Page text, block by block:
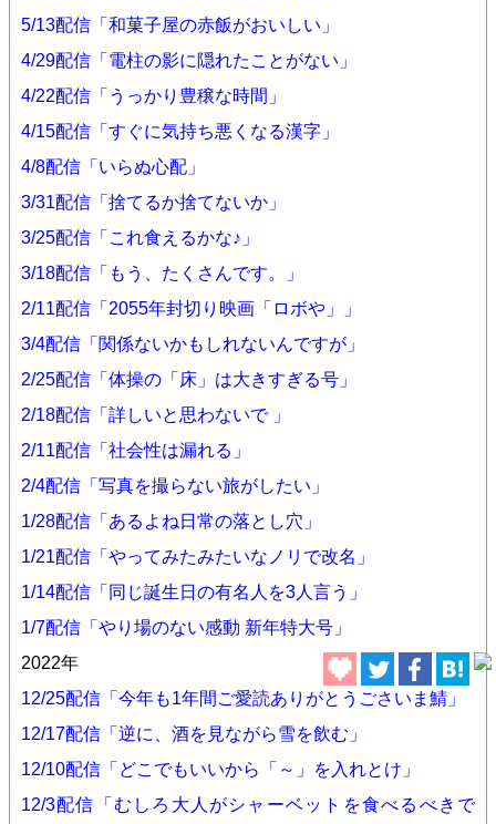
5/13配信「和菓子屋の赤飯がおいしい」
4/29配信「電柱の影に隠れたことがない」
4/22配信「うっかり豊穣な時間」
4/15配信「すぐに気持ち悪くなる漢字」
4/8配信「いらぬ心配」
3/31配信「捨てるか捨てないか」
3/25配信「これ食えるかな♪」
3/18配信「もう、たくさんです。」
2/11配信「2055年封切り映画「ロボや」」
3/4配信「関係ないかもしれないんですが」
2/25配信「体操の「床」は大きすぎる号」
2/18配信「詳しいと思わないで 」
2/11配信「社会性は漏れる」
2/4配信「写真を撮らない旅がしたい」
1/28配信「あるよね日常の落とし穴」
1/21配信「やってみたみたいなノリで改名」
1/14配信「同じ誕生日の有名人を3人言う」
1/7配信「やり場のない感動 新年特大号」
2022年
12/25配信「今年も1年間ご愛読ありがとうごさいま鯖」
12/17配信「逆に、酒を見ながら雪を飲む」
12/10配信「どこでもいいから「～」を入れとけ」
12/3配信「むしろ大人がシャーベットを食べるべきで